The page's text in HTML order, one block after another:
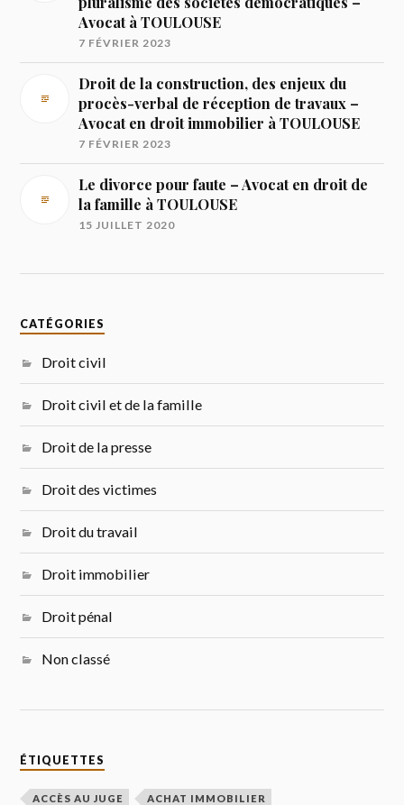
Avocat à TOULOUSE
7 FÉVRIER 2023
Droit de la construction, des enjeux du
procès-verbal de réception de travaux –
Avocat en droit immobilier à TOULOUSE
7 FÉVRIER 2023
Le divorce pour faute – Avocat en droit de
la famille à TOULOUSE
15 JUILLET 2020
CATÉGORIES
Droit civil
Droit civil et de la famille
Droit de la presse
Droit des victimes
Droit du travail
Droit immobilier
Droit pénal
Non classé
ÉTIQUETTES
ACCÈS AU JUGE ACHAT IMMOBILIER